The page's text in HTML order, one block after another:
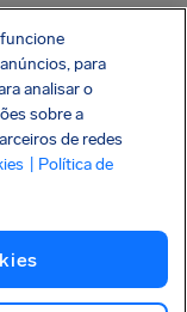
para
analisar o
sobre a
de redes
| Política de